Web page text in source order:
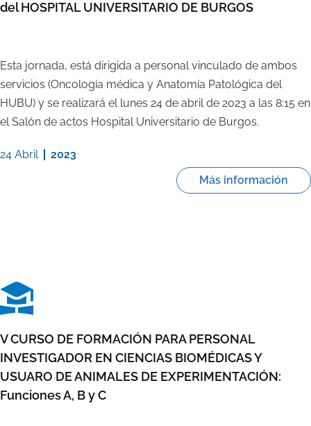
del HOSPITAL UNIVERSITARIO DE BURGOS
Esta jornada, está dirigida a personal vinculado de ambos
servicios (Oncología médica y Anatomía Patológica del
HUBU) y se realizará el lunes 24 de abril de 2023 a las 8:15 en
el Salón de actos Hospital Universitario de Burgos.
24 Abril
2023
Más información
V CURSO DE FORMACIÓN PARA PERSONAL
INVESTIGADOR EN CIENCIAS BIOMÉDICAS Y
USUARO DE ANIMALES DE EXPERIMENTACIÓN:
Funciones A, B y C